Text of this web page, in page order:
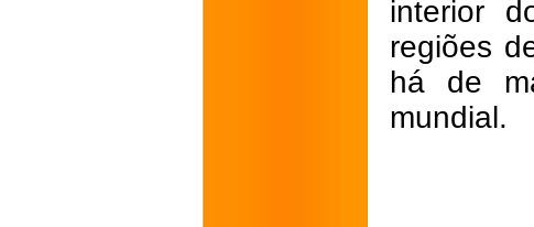
interior
regiões
há de
mundial.